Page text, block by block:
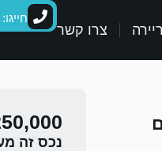
צרו קשר
חייגו:
₪
נכס זה